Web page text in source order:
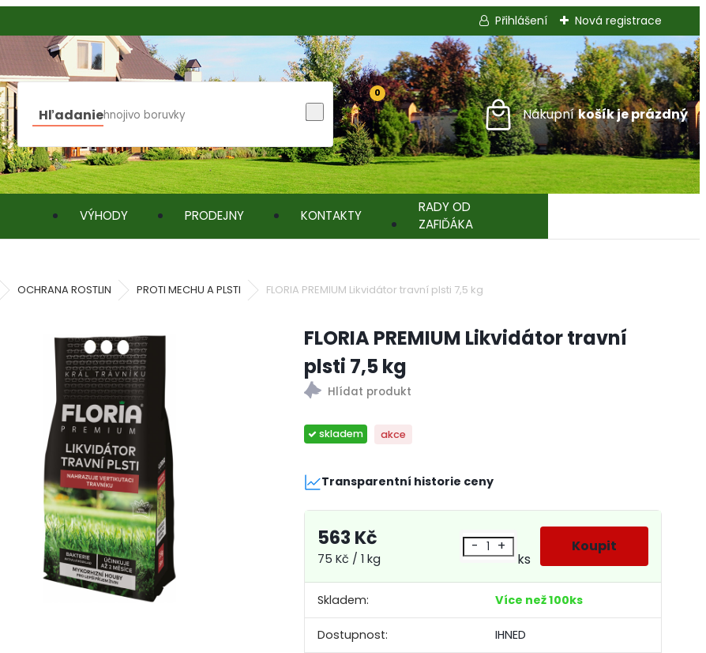
Přihlášení Nová registrace
VÝHODY PRODEJNY KONTAKTY
RADY OD
ZAFIĎÁKA
Hľadanie
0
OCHRANA ROSTLIN PROTI MECHU A PLSTI FLORIA PREMIUM Likvidátor travní plsti 7,5 kg
FLORIA PREMIUM Likvidátor travní
plsti 7,5 kg
skladem akce
Transparentní historie ceny
Skladem: Více než 100ks
Dostupnost: IHNED
563 Kč
75 Kč / 1 kg
- +
ks